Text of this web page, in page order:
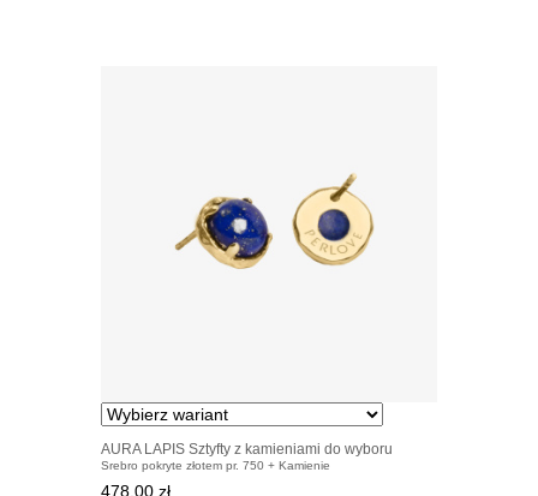
AURA LAPIS Sztyfty z kamieniami do wyboru
pozłacane
Srebro pokryte złotem pr. 750 + Kamienie
478.00 zł